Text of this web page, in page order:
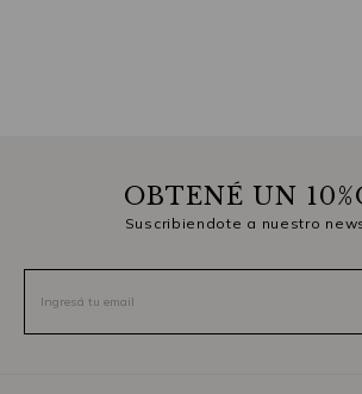
OBTENÉ UN
Suscribiendote a nuestro